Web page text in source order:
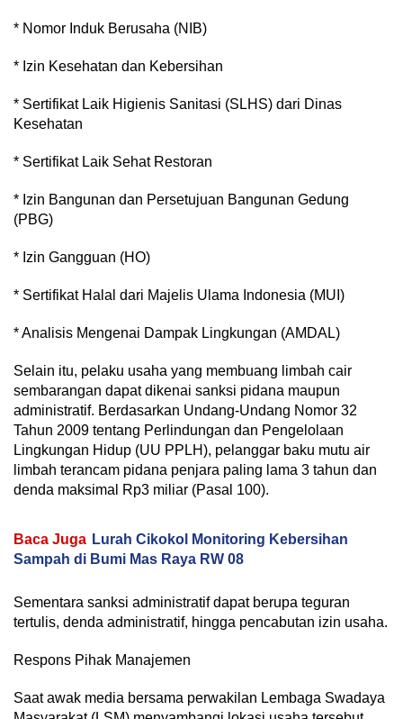
* Nomor Induk Berusaha (NIB)
* Izin Kesehatan dan Kebersihan
* Sertifikat Laik Higienis Sanitasi (SLHS) dari Dinas
Kesehatan
* Sertifikat Laik Sehat Restoran
* Izin Bangunan dan Persetujuan Bangunan Gedung
(PBG)
* Izin Gangguan (HO)
* Sertifikat Halal dari Majelis Ulama Indonesia (MUI)
* Analisis Mengenai Dampak Lingkungan (AMDAL)
Selain itu, pelaku usaha yang membuang limbah cair
sembarangan dapat dikenai sanksi pidana maupun
administratif. Berdasarkan Undang-Undang Nomor 32
Tahun 2009 tentang Perlindungan dan Pengelolaan
Lingkungan Hidup (UU PPLH), pelanggar baku mutu air
limbah terancam pidana penjara paling lama 3 tahun dan
denda maksimal Rp3 miliar (Pasal 100).
Baca Juga Lurah Cikokol Monitoring Kebersihan
Sampah di Bumi Mas Raya RW 08
Sementara sanksi administratif dapat berupa teguran
tertulis, denda administratif, hingga pencabutan izin usaha.
Respons Pihak Manajemen
Saat awak media bersama perwakilan Lembaga Swadaya